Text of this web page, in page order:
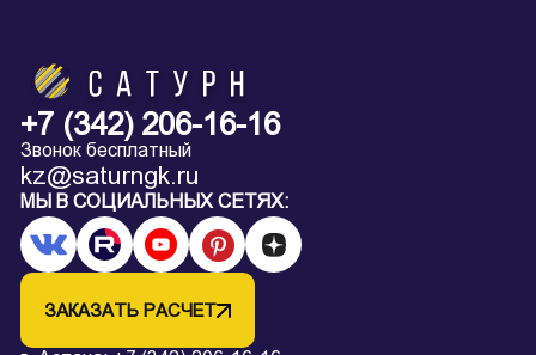
+7 (342) 206-16-16
Звонок бесплатный
kz@saturngk.ru
МЫ В СОЦИАЛЬНЫХ СЕТЯХ:
ЗАКАЗАТЬ РАСЧЕТ